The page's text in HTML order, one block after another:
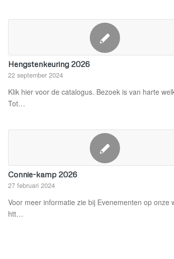
Hengstenkeuring 2026
22 september 2024
Klik hier voor de catalogus. Bezoek is van harte
Tot…
Connie-kamp 2026
27 februari 2024
Voor meer informatie zie bij Evenementen op onze
htt…